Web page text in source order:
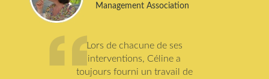
Management Association
Lors de chacune de ses
interventions, Céline a
toujours fourni un travail de